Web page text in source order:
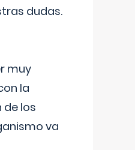
dudas.
muy
la
los
va